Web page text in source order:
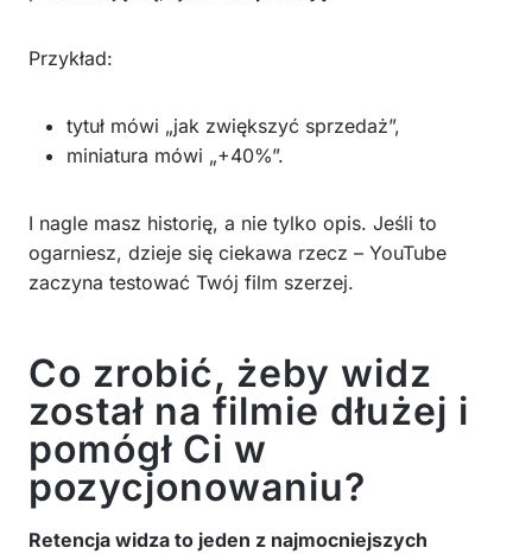
Przykład:
tytuł mówi „jak zwiększyć sprzedaż”,
miniatura mówi „+40%”.
I nagle masz historię, a nie tylko opis. Jeśli to
ogarniesz, dzieje się ciekawa rzecz – YouTube
zaczyna testować Twój film szerzej.
Co zrobić, żeby widz
został na filmie dłużej i
pomógł Ci w
pozycjonowaniu?
Retencja widza to jeden z najmocniejszych